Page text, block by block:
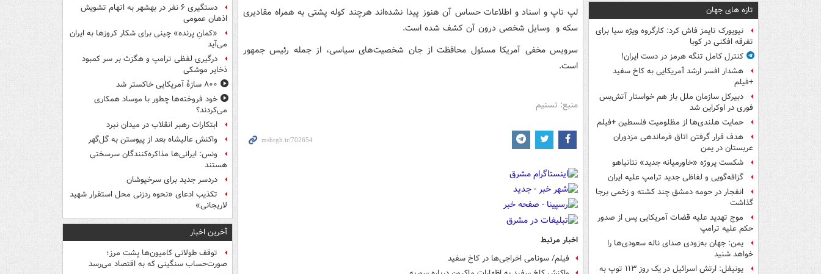
تازه های جهان
نیویورک تایمز فاش کرد: کارگروه ویژه سیا برای
تفرقه افکنی در کوبا
کنترل کامل تنگه هرمز در دست ایران!
هشدار افسر ارشد آمریکایی به کاخ سفید
+فیلم
دبیرکل سازمان ملل باز هم خواستار آتش‌بس
فوری در اوکراین شد
حمایت هلندی‌ها از مظلومیت فلسطین +فیلم
هدف قرار گرفتن اتاق‌ فرماندهی مزدوران
عربستان در یمن
شکست پروژه «خاورمیانه جدید» نتانیاهو
گزافه‌گویی و لفاظی جدید ترامپ علیه ایران
انفجار در حومه دمشق چند کشته و زخمی برجا
گذاشت
موج تهدید علیه قضات آمریکایی پس از صدور
حکم علیه ترامپ
یمن: جهان به‌زودی صدای ناله سعودی‌ها را
خواهد شنید
یونیفل: ارتش اسرائیل در یک روز ۱۱۳ توپ به
لپ تاپ و اسناد و اطلاعات حساس آن هنوز پیدا نشده‌اند هرچند کوله پشتی به همراه مقادیری
سکه و وسایل شخصی درون آن کشف شده است.
سرویس مخفی آمریکا مسئول محافظت از جان شخصیت‌های سیاسی، از جمله رئیس جمهور
است.
منبع: تسنیم
اخبار مرتبط
فیلم/ سونامی اخراجی‌ها در کاخ سفید
دستگیری ۶ نفر در بهشهر به اتهام تشویش
اذهان عمومی
«کمانِ پرنده» چینی برای شکار کروزها به ایران
می‌آید
درگیری لفظی ترامپ و هگزث بر سر کمبود
ذخایر موشکی
۸۰۰ سازۀ آمریکایی خاکستر شد
خود فروخته‌ها چطور با موساد همکاری
می‌کردند؟
ابتکارات رهبر انقلاب در میدان نبرد
واکنش عالیشاه بعد از پیوستن به گل‌گهر
ونس: ایرانی‌ها مذاکره‌کنندگان سرسختی
هستند
دردسر جدید برای سرخپوشان
تکذیب ادعای «نحوه ردزنی محل استقرار شهید
لاریجانی»
آخرین اخبار
توقف طولانی کامیون‌ها پشت مرز؛
صورت‌حساب سنگینی که به اقتصاد می‌رسد